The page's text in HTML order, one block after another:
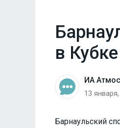
в
ИА
13
Барнаульский